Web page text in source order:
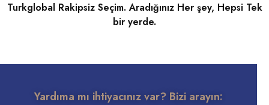
Turkglobal Rakipsiz Seçim. Aradığınız Her şey, Hepsi Tek
bir yerde.
Yardıma mı ihtiyacınız var? Bizi arayın: